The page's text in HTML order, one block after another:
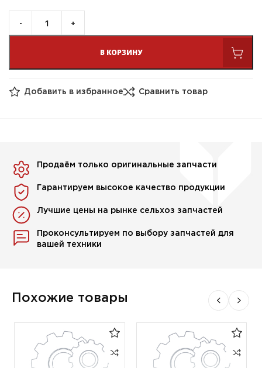
В КОРЗИНУ
Добавить в избранное Сравнить товар
Продаём только оригинальные запчасти
Гарантируем высокое качество продукции
Лучшие цены на рынке сельхоз запчастей
Проконсультируем по выбору запчастей для
вашей техники
Похожие товары